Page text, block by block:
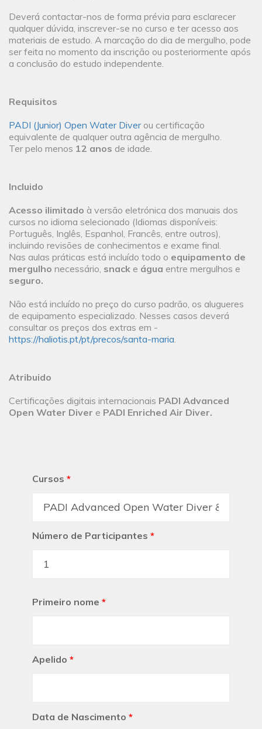
Deverá contactar-nos de forma prévia para esclarecer
qualquer dúvida, inscrever-se no curso e ter acesso aos
materiais de estudo. A marcação do dia de mergulho, pode
ser feita no momento da inscrição ou posteriormente após
a conclusão do estudo independente.
Requisitos
PADI (Junior) Open Water Diverou certificação
equivalente de qualquer outra agência de mergulho.
Ter pelo menos 12 anos de idade.
Incluido
Acesso ilimitado à versão eletrónica dos manuais dos
cursos no idioma selecionado (Idiomas disponíveis:
Português, Inglês, Espanhol, Francês, entre outros),
incluindo revisões de conhecimentos e exame final.
Nas aulas práticas está incluído todo o equipamento de
mergulho necessário, snack e água entre mergulhos e
seguro.
Não está incluído no preço do curso padrão, os alugueres
de equipamento especializado. Nesses casos deverá
consultar os preços dos extras em -
https://haliotis.pt/pt/precos/santa-maria.
Atribuido
Certificações digitais internacionais PADI Advanced
Open Water Diver e PADI Enriched Air Diver.
Cursos *
Número de Participantes *
Primeiro nome *
Apelido *
Data de Nascimento *